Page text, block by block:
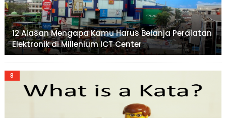
12 Alasan Mengapa Kamu Harus Belanja Peralatan
Elektronik di Millenium ICT Center